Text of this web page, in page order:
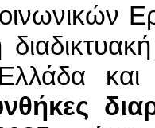
και